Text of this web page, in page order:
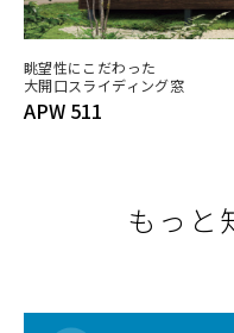
眺望性にこだわった
大開口スライディング窓
APW 511
もっと